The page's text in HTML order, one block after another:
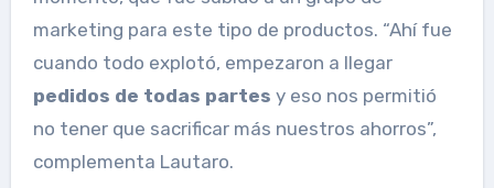
marketing para este tipo de productos. “Ahí fue
cuando todo explotó, empezaron a llegar
pedidos de todas partes y eso nos permitió
no tener que sacrificar más nuestros ahorros”,
complementa Lautaro.